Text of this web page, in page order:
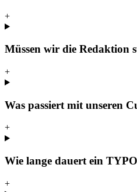
+
Müssen wir die Redaktion
+
Was passiert mit unseren
+
Wie lange dauert ein
+